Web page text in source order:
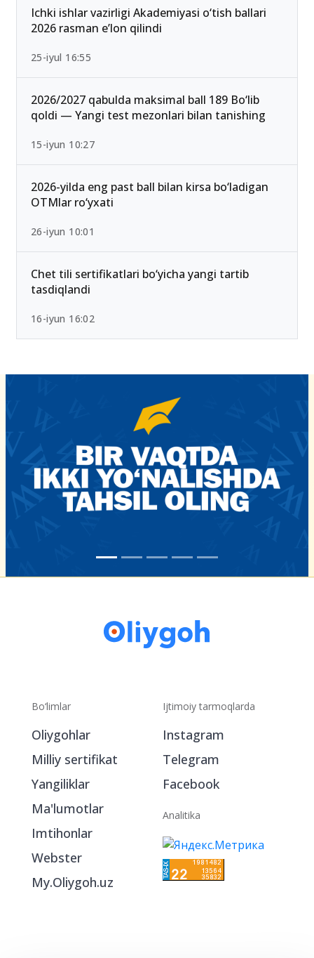
Ichki ishlar vazirligi Akademiyasi o‘tish ballari
2026 rasman e’lon qilindi
25-iyul 16:55
2026/2027 qabulda maksimal ball 189 Bo‘lib
qoldi — Yangi test mezonlari bilan tanishing
15-iyun 10:27
2026-yilda eng past ball bilan kirsa bo‘ladigan
OTMlar ro‘yxati
26-iyun 10:01
Chet tili sertifikatlari bo‘yicha yangi tartib
tasdiqlandi
16-iyun 16:02
Bo‘limlar
Oliygohlar
Milliy sertifikat
Yangiliklar
Ma'lumotlar
Imtihonlar
Webster
My.Oliygoh.uz
Ijtimoiy tarmoqlarda
Instagram
Telegram
Facebook
Analitika